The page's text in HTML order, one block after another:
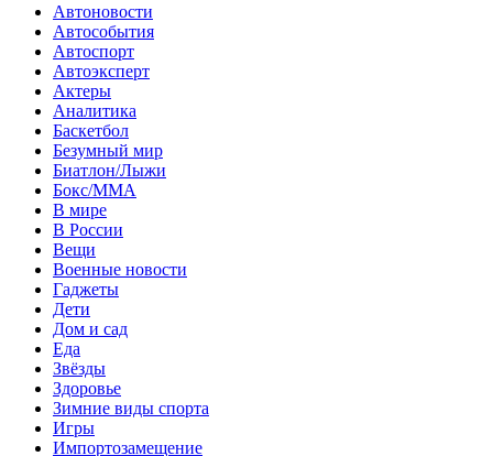
Автоновости
Автособытия
Автоспорт
Автоэксперт
Актеры
Аналитика
Баскетбол
Безумный мир
Биатлон/Лыжи
Бокс/MMA
В мире
В России
Вещи
Военные новости
Гаджеты
Дети
Дом и сад
Еда
Звёзды
Здоровье
Зимние виды спорта
Игры
Импортозамещение